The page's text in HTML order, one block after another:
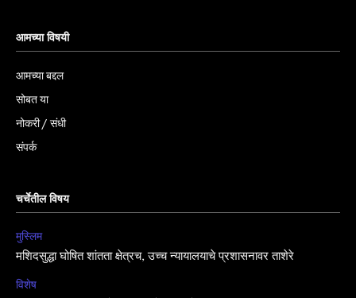
आमच्या विषयी
आमच्या बद्दल
सोबत या
नोकरी / संधी
संपर्क
चर्चेतील विषय
मुस्लिम
मशिदसुद्धा घोषित शांतता क्षेत्रच, उच्च न्यायालयाचे प्रशासनावर ताशेरे
विशेष